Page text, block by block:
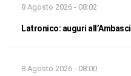
8 Agosto 2026 - 08:02
Latronico: auguri
8 Agosto 2026 - 08:00